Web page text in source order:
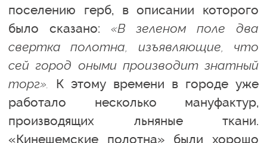
поселению герб, в описании которого
было сказано: «В зеленом поле два
свертка полотна, изъявляющие, что
сей город оными производит знатный
торг». К этому времени в городе уже
работало несколько мануфактур,
производящих льняные ткани.
«Кинешемские полотна» были хорошо